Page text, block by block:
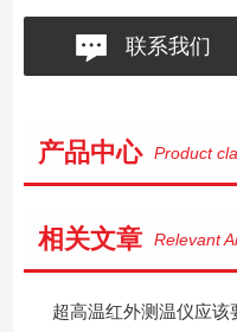
联系我们
产品中心 Product
相关文章 Relevant
超高温红外测温仪应该